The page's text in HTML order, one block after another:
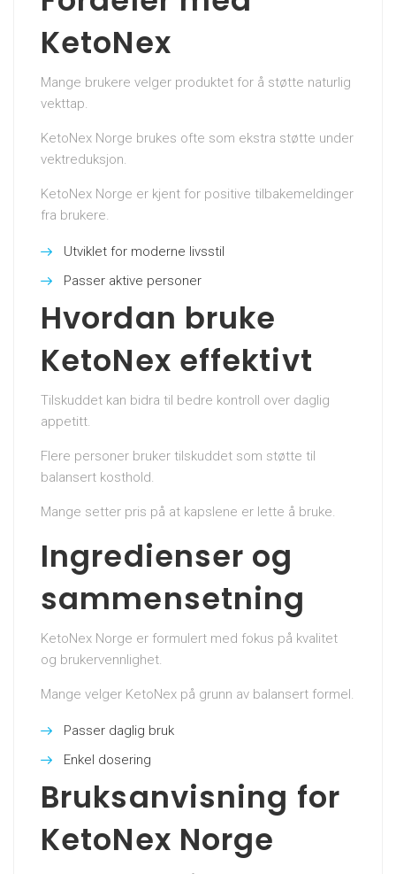
KetoNex
Mange brukere velger produktet for å støtte naturlig
vekttap.
KetoNex Norge brukes ofte som ekstra støtte under
vektreduksjon.
KetoNex Norge er kjent for positive tilbakemeldinger
fra brukere.
Utviklet for moderne livsstil
Passer aktive personer
Hvordan bruke
KetoNex effektivt
Tilskuddet kan bidra til bedre kontroll over daglig
appetitt.
Flere personer bruker tilskuddet som støtte til
balansert kosthold.
Mange setter pris på at kapslene er lette å bruke.
Ingredienser og
sammensetning
KetoNex Norge er formulert med fokus på kvalitet
og brukervennlighet.
Mange velger KetoNex på grunn av balansert formel.
Passer daglig bruk
Enkel dosering
Bruksanvisning for
KetoNex Norge